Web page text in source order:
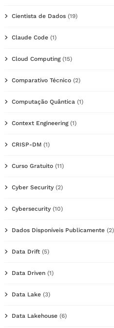
Cientista de Dados (19)
Claude Code (1)
Cloud Computing(15)
Comparativo Técnico (2)
Computação Quântica (1)
Context Engineering(1)
CRISP-DM (1)
Curso Gratuito (11)
Cyber Security (2)
Cybersecurity (10)
Dados Disponíveis Publicamente (2)
Data Drift (5)
Data Driven (1)
Data Lake (3)
Data Lakehouse (6)